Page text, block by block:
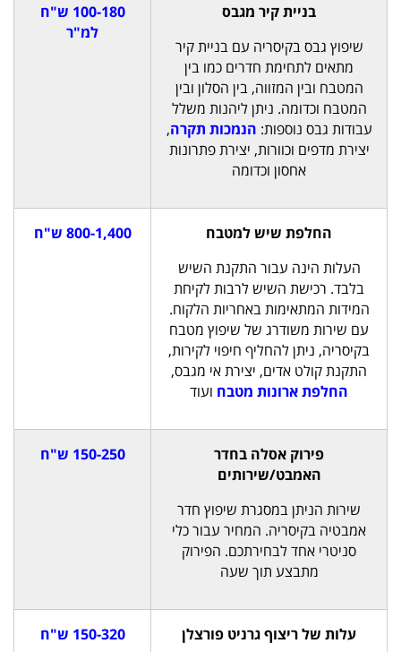
בניית קיר מגבס
שיפוץ גבס בקיסריה עם בניית קיר
מתאים לתחימת חדרים כמו בין
המטבח ובין המזווה, בין הסלון ובין
המטבח וכדומה. ניתן ליהנות משלל
עבודות גבס נוספות: הנמכות תקרה,
יצירת מדפים וכוורות, יצירת פתרונות
אחסון וכדומה
100-180 ש"ח
למ"ר
החלפת שיש למטבח
העלות הינה עבור התקנת השיש
בלבד. רכישת השיש לרבות לקיחת
המידות המתאימות באחריות הלקוח.
עם שירות משודרג של שיפוץ מטבח
בקיסריה, ניתן להחליף חיפוי לקירות,
התקנת קולט אדים, יצירת אי מגבס,
החלפת ארונות מטבח ועוד
800-1,400 ש"ח
פירוק אסלה בחדר
האמבט/שירותים
שירות הניתן במסגרת שיפוץ חדר
אמבטיה בקיסריה. המחיר עבור כלי
סניטרי אחד לבחירתכם. הפירוק
מתבצע תוך שעה
150-250 ש"ח
עלות של ריצוף גרניט פורצלן
150-320 ש"ח